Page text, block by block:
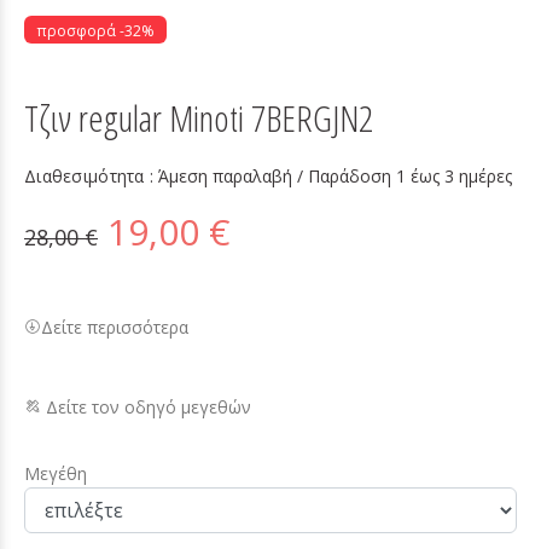
προσφορά -32%
Τζιν regular Minoti 7BERGJN2
Διαθεσιμότητα :Άμεση παραλαβή / Παράδoση 1 έως 3 ημέρες
28,00 € 19,00 €
Δείτε περισσότερα
Δείτε τον οδηγό μεγεθών
Μεγέθη